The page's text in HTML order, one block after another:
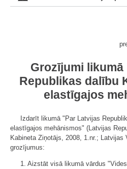
Grozījumi
Republikas dalību
elastīgajos
Izdarīt likumā "Par Latvijas
elastīgajos mehānismos" (Latvijas
Kabineta Ziņotājs, 2008, 1.nr.; Latvijas
grozījumus:
1. Aizstāt visā likumā vārdus